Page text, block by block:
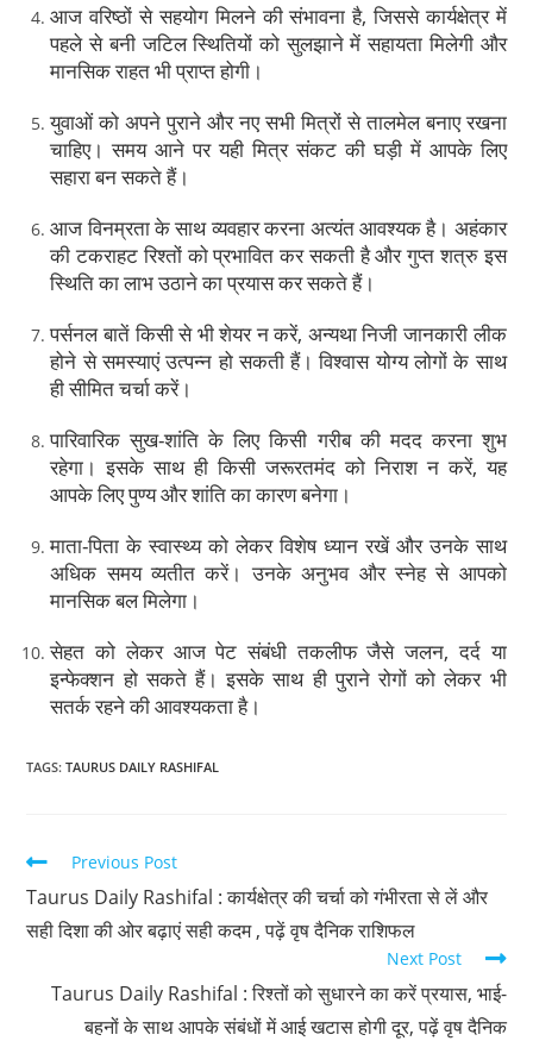
आज वरिष्ठों से सहयोग मिलने की संभावना है, जिससे कार्यक्षेत्र में
पहले से बनी जटिल स्थितियों को सुलझाने में सहायता मिलेगी और
मानसिक राहत भी प्राप्त होगी।
युवाओं को अपने पुराने और नए सभी मित्रों से तालमेल बनाए रखना
चाहिए। समय आने पर यही मित्र संकट की घड़ी में आपके लिए
सहारा बन सकते हैं।
आज विनम्रता के साथ व्यवहार करना अत्यंत आवश्यक है। अहंकार
की टकराहट रिश्तों को प्रभावित कर सकती है और गुप्त शत्रु इस
स्थिति का लाभ उठाने का प्रयास कर सकते हैं।
पर्सनल बातें किसी से भी शेयर न करें, अन्यथा निजी जानकारी लीक
होने से समस्याएं उत्पन्न हो सकती हैं। विश्वास योग्य लोगों के साथ
ही सीमित चर्चा करें।
पारिवारिक सुख-शांति के लिए किसी गरीब की मदद करना शुभ
रहेगा। इसके साथ ही किसी जरूरतमंद को निराश न करें, यह
आपके लिए पुण्य और शांति का कारण बनेगा।
माता-पिता के स्वास्थ्य को लेकर विशेष ध्यान रखें और उनके साथ
अधिक समय व्यतीत करें। उनके अनुभव और स्नेह से आपको
मानसिक बल मिलेगा।
सेहत को लेकर आज पेट संबंधी तकलीफ जैसे जलन, दर्द या
इन्फेक्शन हो सकते हैं। इसके साथ ही पुराने रोगों को लेकर भी
सतर्क रहने की आवश्यकता है।
TAGS:TAURUS DAILY RASHIFAL
Previous Post
Taurus Daily Rashifal : कार्यक्षेत्र की चर्चा को गंभीरता से लें और
सही दिशा की ओर बढ़ाएं सही कदम , पढ़ें वृष दैनिक राशिफल
Next Post
Taurus Daily Rashifal : रिश्तों को सुधारने का करें प्रयास, भाई-
बहनों के साथ आपके संबंधों में आई खटास होगी दूर, पढ़ें वृष दैनिक